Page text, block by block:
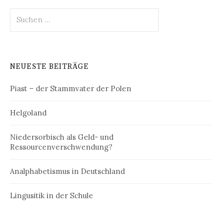
nach:
NEUESTE BEITRÄGE
Piast – der Stammvater der Polen
Helgoland
Niedersorbisch als Geld- und
Ressourcenverschwendung?
Analphabetismus in Deutschland
Lingusitik in der Schule